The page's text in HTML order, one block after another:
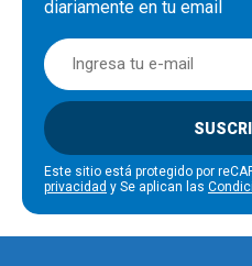
diariamente en tu email
Este sitio está protegido por
privacidad y Se aplican las